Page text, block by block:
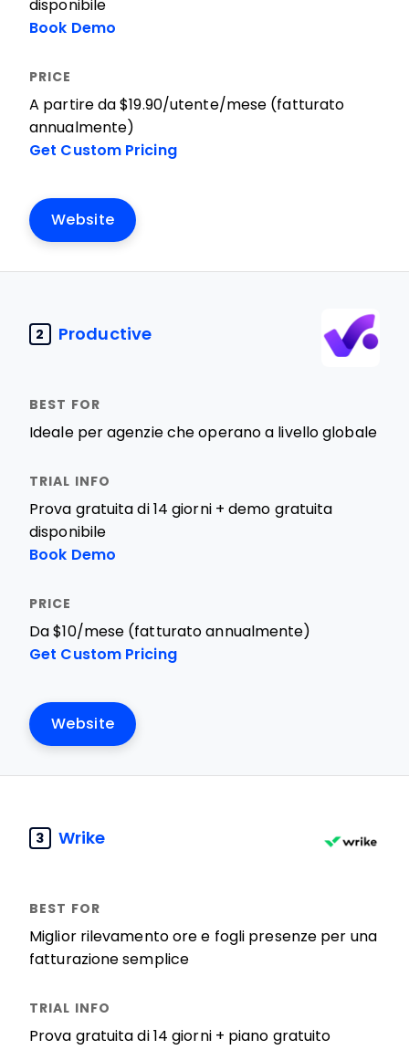
disponibile
Book Demo
A partire da $19.90/utente/mese (fatturato
annualmente)
Get Custom Pricing
Website
2 Productive
Ideale per agenzie che operano a livello globale
Prova gratuita di 14 giorni + demo gratuita
disponibile
Book Demo
Da $10/mese (fatturato annualmente)
Get Custom Pricing
Website
3 Wrike
Miglior rilevamento ore e fogli presenze per una
fatturazione semplice
Prova gratuita di 14 giorni + piano gratuito